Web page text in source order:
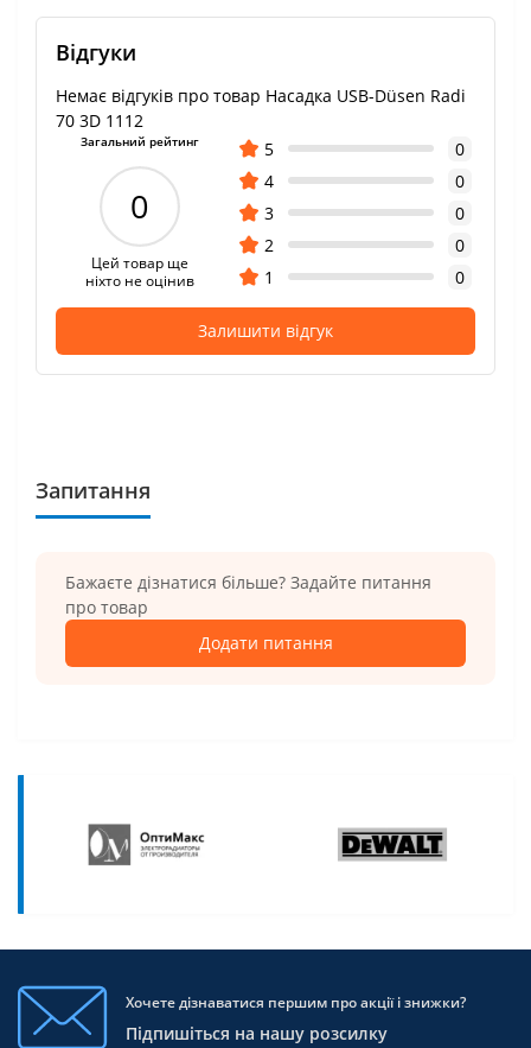
Відгуки
Немає відгуків про товар Насадка USB-Düsen Radi
70 3D 1112
Загальний рейтинг
0
Цей товар ще
ніхто не оцінив
5
0
4
0
3
0
2
0
1
0
Залишити відгук
Запитання
Бажаєте дізнатися більше? Задайте питання
про товар
Додати питання
Хочете дізнаватися першим про акції і знижки?
Підпишіться на нашу розсилку